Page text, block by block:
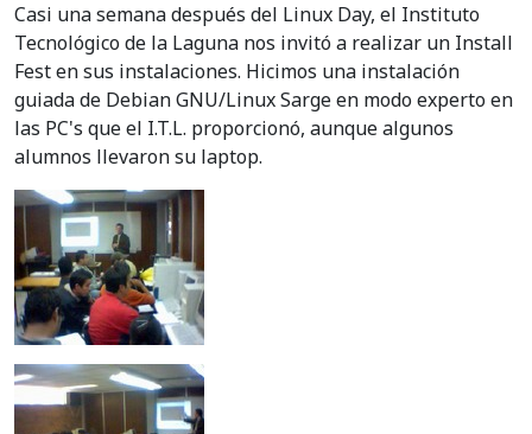
Casi una semana después del Linux Day, el Instituto
Tecnológico de la Laguna nos invitó a realizar un Install
Fest en sus instalaciones. Hicimos una instalación
guiada de Debian GNU/Linux Sarge en modo experto en
las PC's que el I.T.L. proporcionó, aunque algunos
alumnos llevaron su laptop.